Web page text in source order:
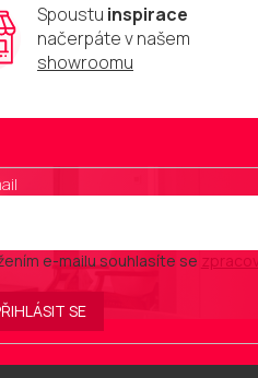
Spoustu inspirace
načerpáte v našem
showroomu
e-mailu souhlasíte se
SE